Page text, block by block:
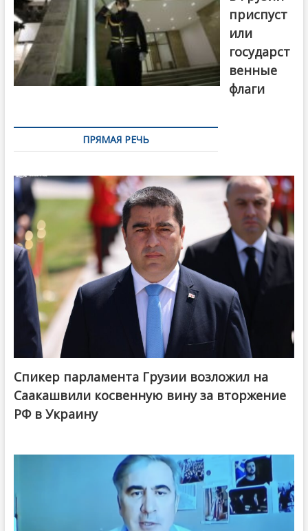
приспуст
или
государст
венные
флаги
ПРЯМАЯ РЕЧЬ
Спикер парламента Грузии возложил на
Саакашвили косвенную вину за вторжение
РФ в Украину